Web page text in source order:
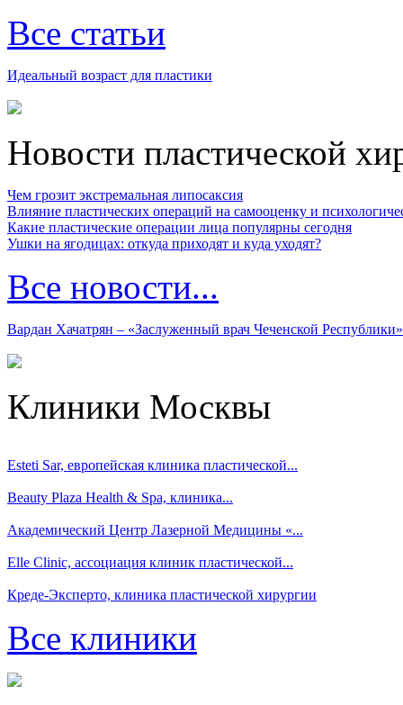
Все статьи
Идеальный возраст для пластики
Новости пластической
Чем грозит экстремальная липосаксия
Влияние пластических операций на самооценку и
Какие пластические операции лица популярны сегодня
Ушки на ягодицах: откуда приходят и куда уходят?
Все новости...
Вардан Хачатрян – «Заслуженный врач Чеченской Республики»
Клиники Москвы
Esteti Sar, eвропейская клиника пластической...
Beauty Plaza Health & Spa, клиника...
Академический Центр Лазерной Медицины «...
Elle Clinic, ассоциация клиник пластической...
Креде-Эксперто, клиника пластической хирургии
Все клиники